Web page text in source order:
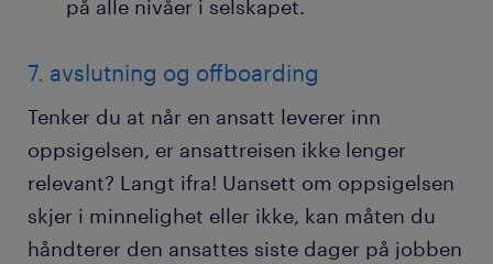
på alle nivåer i selskapet.
7. avslutning og offboarding
Tenker du at når en ansatt leverer inn
oppsigelsen, er ansattreisen ikke lenger
relevant? Langt ifra! Uansett om oppsigelsen
skjer i minnelighet eller ikke, kan måten du
håndterer den ansattes siste dager på jobben